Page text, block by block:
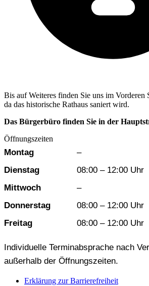
Bis auf Weiteres finden Sie uns im Vorderen
da das historische Rathaus saniert wird.
Das Bürgerbüro finden Sie in der
Öffnungszeiten
Wochentag Vormittag
Montag –
Dienstag
08:00 – 12:00 Uhr
Mittwoch
–
Donnerstag
08:00 – 12:00 Uhr
Freitag
08:00 – 12:00 Uhr
Individuelle Terminabsprache nach
außerhalb der Öffnungszeiten.
Erklärung zur Barrierefreiheit